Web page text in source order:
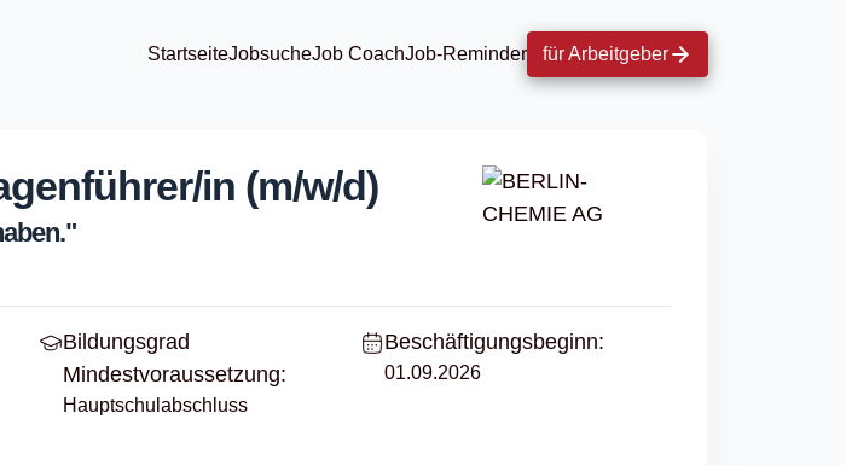
StartseiteJobsucheJob CoachJob-Reminder für Arbeitgeber
in (m/w/d)
Bildungsgrad
Mindestvoraussetzung:
Hauptschulabschluss
Beschäftigungsbeginn:
01.09.2026